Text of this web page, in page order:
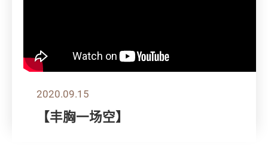
2020.09.15
【丰胸一场空】